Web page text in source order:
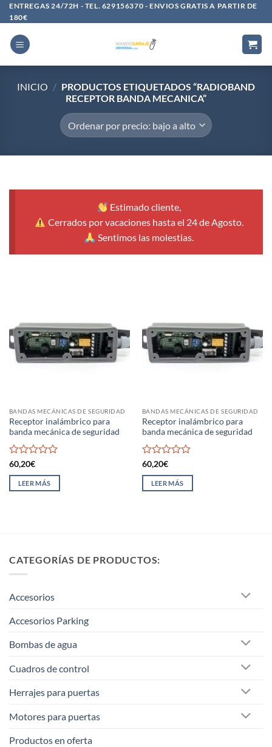
Saltar
al
contenido
ENTREGAS 24/72H - TEL. 629156370 - ENVIOS GRATIS A PARTIR DE
180€
INICIO / PRODUCTOS ETIQUETADOS “RADIOBAND
RECEPTOR BANDA MECANICA”
Estimado cliente,
Cerrados por vacaciones hasta el 24 de Agosto.
Sentimos las molestias.
BANDAS MECÁNICAS DE SEGURIDAD
Receptor inalámbrico para
banda mecánica de seguridad
Valorado
con
de
60,20€
LEER MÁS
BANDAS MECÁNICAS DE SEGURIDAD
Receptor inalámbrico para
banda mecánica de seguridad
Valorado
con
de
60,20€
LEER MÁS
CATEGORÍAS DE PRODUCTOS:
Accesorios
Accesorios Parking
Bombas de agua
Cuadros de control
Herrajes para puertas
Motores para puertas
Productos en oferta